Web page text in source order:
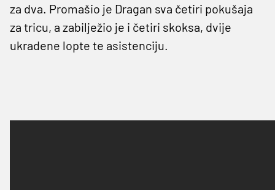
za dva. Promašio je Dragan sva četiri pokušaja
za tricu, a zabilježio je i četiri skoksa, dvije
ukradene lopte te asistenciju.